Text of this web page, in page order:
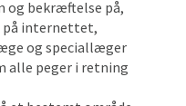
og bekræftelse på,
på internettet,
og speciallæger
alle peger i retning